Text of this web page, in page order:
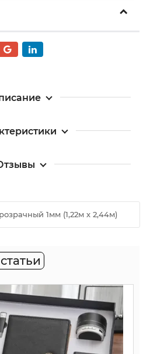
1мм (1,22м х 2,44м)